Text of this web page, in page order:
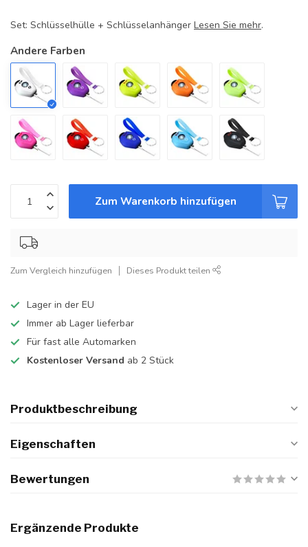
Set: Schlüsselhülle + Schlüsselanhänger Lesen Sie mehr.
Andere Farben
Zum Warenkorb hinzufügen
Zum Vergleich hinzufügen Dieses Produkt teilen
Lager in der EU
Immer ab Lager lieferbar
Für fast alle Automarken
Kostenloser Versand ab 2 Stück
Produktbeschreibung
Eigenschaften
Bewertungen
Ergänzende Produkte